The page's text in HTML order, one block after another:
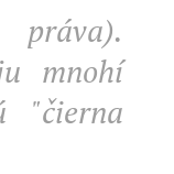
práva).
mnohí
"čierna